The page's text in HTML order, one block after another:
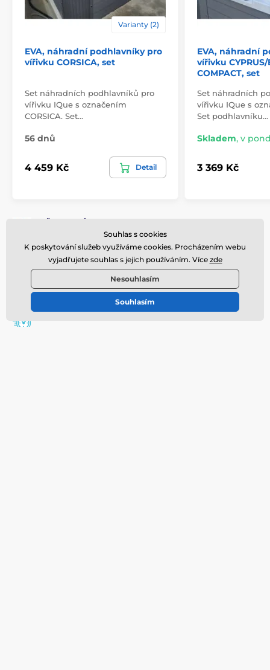
Varianty (2)
EVA, náhradní podhlavníky pro
vířivku CORSICA, set
Set náhradních podhlavníků pro
vířivku IQue s označením
CORSICA. Set…
56 dnů
4 459 Kč Detail
EVA, náhradní
vířivku CYPRUS/
COMPACT, set
Set náhradních
vířivku IQue s
Set podhlavníku…
Skladem, v
3 369 Kč
DOPRAVA ZDARMA na objednávku nad 2.000 Kč
Souhlas s cookies
K poskytování služeb využíváme cookies. Procházením webu
vyjadřujete souhlas s jejich používáním. Více zde
Nesouhlasím
Souhlasím